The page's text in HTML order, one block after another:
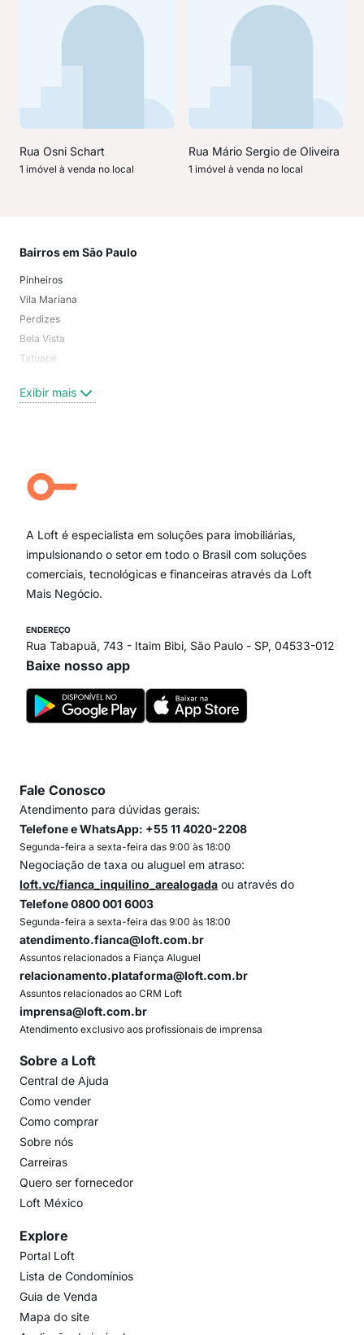
Rua Osni Schart
1 imóvel à venda no local
Rua Mário Sergio de Oliveira
1 imóvel à venda no local
Bairros em São Paulo
Pinheiros
Vila Mariana
Perdizes
Bela Vista
Tatuapé
Centro
Campo Belo
Ipiranga
Paraíso
Itaim Bibi
Exibir mais
A Loft é especialista em soluções para imobiliárias,
impulsionando o setor em todo o Brasil com soluções
comerciais, tecnológicas e financeiras através da Loft
Mais Negócio.
ENDEREÇO
Rua Tabapuã, 743 - Itaim Bibi, São Paulo - SP, 04533-012
Baixe nosso app
Fale Conosco
Atendimento para dúvidas gerais:
Telefone e WhatsApp: +55 11 4020-2208
Segunda-feira a sexta-feira das 9:00 às 18:00
Negociação de taxa ou aluguel em atraso:
loft.vc/fianca_inquilino_arealogada ou através do
Telefone 0800 001 6003
Segunda-feira a sexta-feira das 9:00 às 18:00
atendimento.fianca@loft.com.br
Assuntos relacionados a Fiança Aluguel
relacionamento.plataforma@loft.com.br
Assuntos relacionados ao CRM Loft
imprensa@loft.com.br
Atendimento exclusivo aos profissionais de imprensa
Sobre a Loft
Central de Ajuda
Como vender
Como comprar
Sobre nós
Carreiras
Quero ser fornecedor
Loft México
Explore
Portal Loft
Lista de Condomínios
Guia de Venda
Mapa do site